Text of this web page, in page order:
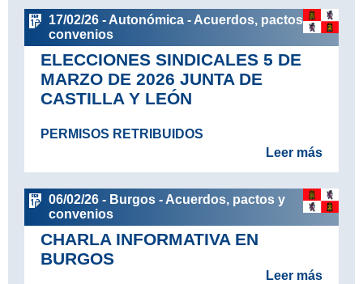
17/02/26 - Autonómica - Acuerdos, pactos y
convenios
ELECCIONES SINDICALES 5 DE
MARZO DE 2026 JUNTA DE
CASTILLA Y LEÓN
PERMISOS RETRIBUIDOS
Leer más
06/02/26 - Burgos - Acuerdos, pactos y
convenios
CHARLA INFORMATIVA EN
BURGOS
Leer más